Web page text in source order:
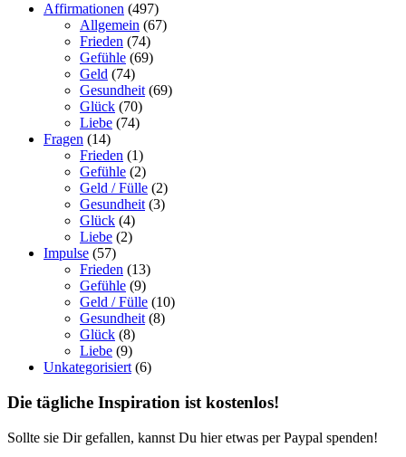
Affirmationen (497)
Allgemein (67)
Frieden (74)
Gefühle (69)
Geld (74)
Gesundheit (69)
Glück (70)
Liebe (74)
Fragen (14)
Frieden (1)
Gefühle (2)
Geld / Fülle (2)
Gesundheit (3)
Glück (4)
Liebe (2)
Impulse (57)
Frieden (13)
Gefühle (9)
Geld / Fülle (10)
Gesundheit (8)
Glück (8)
Liebe (9)
Unkategorisiert (6)
Die tägliche Inspiration ist kostenlos!
Sollte sie Dir gefallen, kannst Du hier etwas per Paypal spenden!